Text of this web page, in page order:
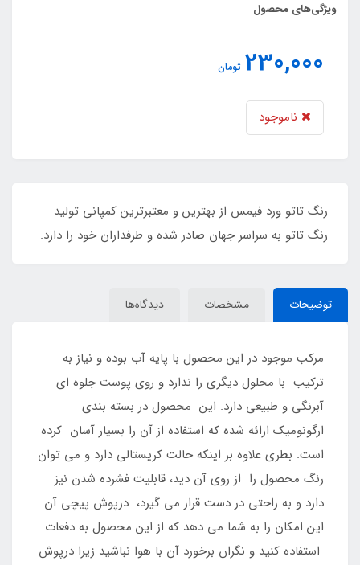
ویژگی‌های محصول
230,000 تومان
ناموجود
رنگ تاتو ورد فیمس از بهترین و معتبرترین کمپانی تولید
رنگ تاتو به سراسر جهان صادر شده و طرفداران خود را دارد.
توضیحات مشخصات دیدگاه‌ها
مرکب موجود در این محصول با پایه آب بوده و نیاز به
ترکیب با محلول دیگری را ندارد و روی پوست جلوه ای
آبرنگی و طبیعی دارد. این محصول در بسته بندی
ارگونومیک ارائه شده که استفاده از آن را بسیار آسان کرده
است. بطری علاوه بر اینکه حالت کریستالی دارد و می توان
رنگ محصول را از روی آن دید، قابلیت فشرده شدن نیز
دارد و به راحتی در دست قرار می گیرد، درپوش پیچی آن
این امکان را به شما می دهد که از این محصول به دفعات
استفاده کنید و نگران برخورد آن با هوا نباشید زیرا درپوش